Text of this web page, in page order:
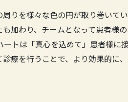
りを様々な色の円が取り巻いて
加わり、チームとなって患者様
トは「真心を込めて」患者様に
療を行うことで、より効果的に